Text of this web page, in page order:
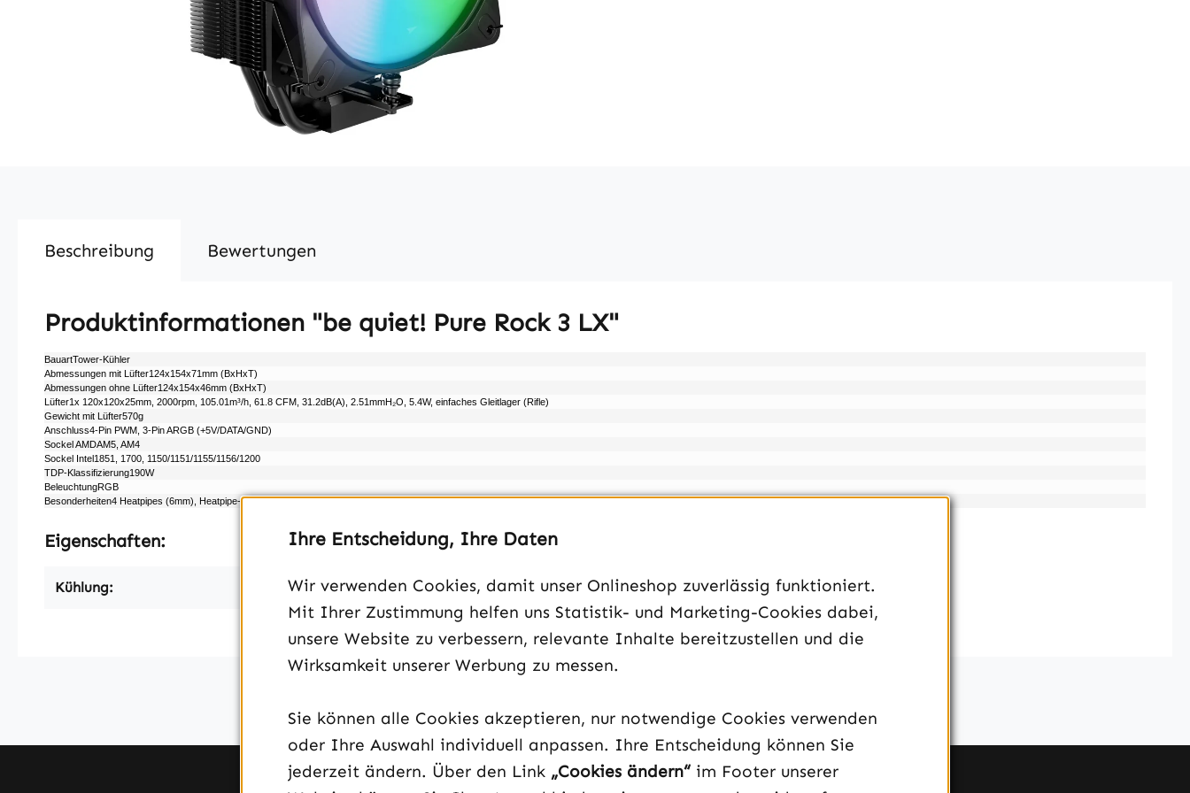
Beschreibung Bewertungen
Produktinformationen "be quiet! Pure Rock 3 LX"
BauartTower-Kühler
Abmessungen mit Lüfter124x154x71mm (BxHxT)
Abmessungen ohne Lüfter124x154x46mm (BxHxT)
Lüfter1x 120x120x25mm, 2000rpm, 105.01m³/​h, 61.8 CFM, 31.2dB(A), 2.51mmH₂O, 5.4W, einfaches Gleitlager (Rifle)
Gewicht mit Lüfter570g
Anschluss4-Pin PWM, 3-Pin ARGB (+5V/​DATA/​GND)
Sockel AMDAM5, AM4
Sockel Intel1851, 1700, 1150/​1151/​1155/​1156/​1200
TDP-Klassifizierung190W
BeleuchtungRGB
Besonderheiten4 Heatpipes (6mm), Heatpipe-Direct-Touch, schwarzer Kühlkörper
Eigenschaften:
Kühlung: Luft bis 180W TDP, Luftgekühlt
Ihre Entscheidung, Ihre Daten
Wir verwenden Cookies, damit unser Onlineshop zuverlässig funktioniert.
Mit Ihrer Zustimmung helfen uns Statistik- und Marketing-Cookies dabei,
unsere Website zu verbessern, relevante Inhalte bereitzustellen und die
Wirksamkeit unserer Werbung zu messen.
Sie können alle Cookies akzeptieren, nur notwendige Cookies verwenden
oder Ihre Auswahl individuell anpassen. Ihre Entscheidung können Sie
jederzeit ändern. Über den Link „Cookies ändern“ im Footer unserer